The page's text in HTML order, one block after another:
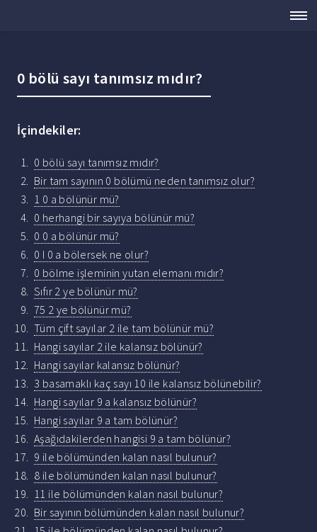
0 bölü sayı tanımsız mıdır?
İçindekiler:
0 bölü sayı tanımsız mıdır?
Bir tam sayının 0 bölümü neden tanımsız olur?
1 0 a bölünür mü?
0 herhangi bir sayıya bölünür mü?
0 0 a bölünür mü?
0 I 0 a bölersek ne olur?
0 bölme işleminin yutan elemanı mıdır?
Sıfır 2 ye bölünür mü?
75 2 ye bölünür mü?
Tüm çift sayılar 2 ile tam bölünür mü?
Hangi sayılar 2 ile kalansız bölünür?
Hangi sayılar kalansız bölünür?
3 basamaklı kaç sayı 10 ile kalansız bölünebilir?
Hangi sayılar 9 a kalansız bölünür?
Hangi sayılar 9 a tam bölünür?
Aşağıdakilerden hangisi 9 a tam bölünür?
9 ile bölümünden kalan nasıl bulunur?
8 ile bölümünden kalan nasıl bulunur?
11 ile bölümünden kalan nasıl bulunur?
Bir sayının bölümünden kalan nasıl bulunur?